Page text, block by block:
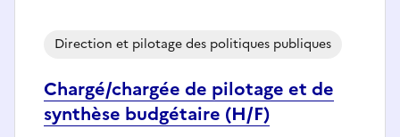
Chargé/chargée de pilotage et de
synthèse budgétaire (H/F)
Direction et pilotage des politiques publiques